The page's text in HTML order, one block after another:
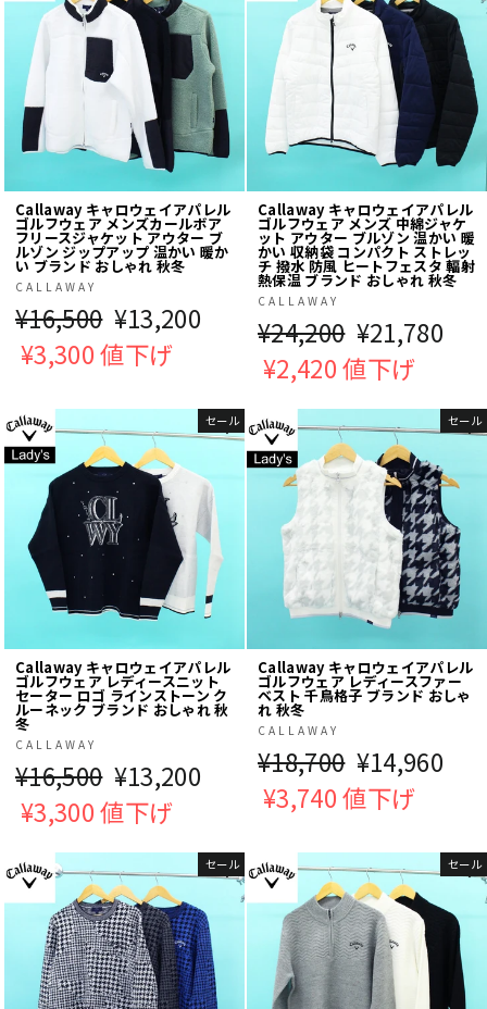
Callaway キャロウェイアパレル
ゴルフウェア メンズカールボア
フリースジャケット アウター ブ
ルゾン ジップアップ 温かい 暖か
い ブランド おしゃれ 秋冬
CALLAWAY
通
常
格
¥16,500 販
売
格
¥13,200
¥3,300 値下げ
Callaway キャロウェイアパレル
ゴルフウェア メンズ 中綿ジャケ
ット アウター ブルゾン 温かい 暖
かい 収納袋 コンパクト ストレッ
チ 撥水 防風 ヒートフェスタ 輻射
熱保温 ブランド おしゃれ 秋冬
CALLAWAY
通
常
格
¥24,200 販
売
価
格
¥21,780
¥2,420 値下げ
セール
Callaway キャロウェイアパレル
ゴルフウェア レディースニット
セーター ロゴ ラインストーン ク
ルーネック ブランド おしゃれ 秋
冬
CALLAWAY
通
常
格
¥16,500 販
売
価
格
¥13,200
¥3,300 値下げ
セール
Callaway キャロウェイアパレル
ゴルフウェア レディースファー
ベスト 千鳥格子 ブランド おしゃ
れ 秋冬
CALLAWAY
通
常
格
¥18,700 販
売
格
¥14,960
¥3,740 値下げ
セール セール